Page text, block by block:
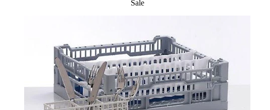
Sale